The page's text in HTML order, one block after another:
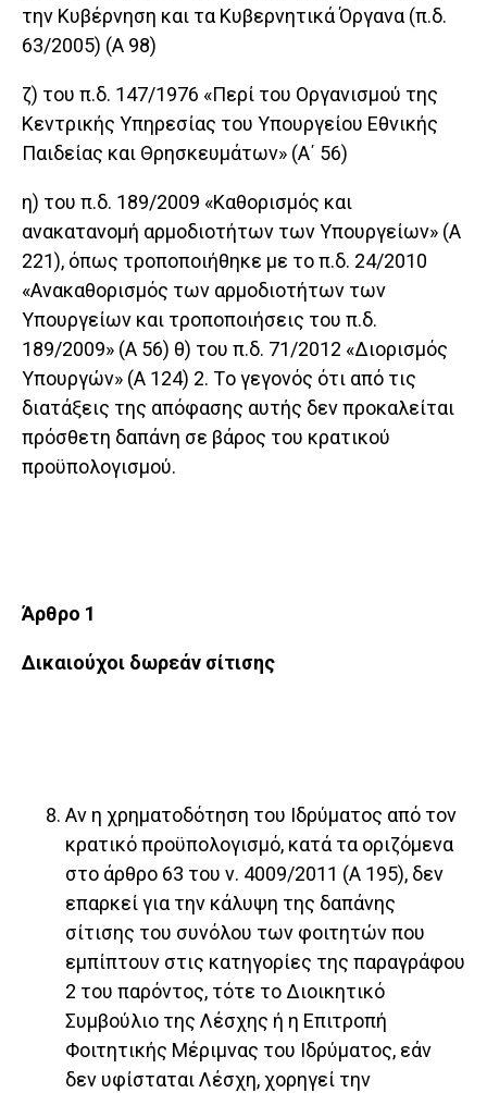
την Κυβέρνηση και τα Κυβερνητικά Όργανα (π.δ.
63/2005) (Α 98)
ζ) του π.δ. 147/1976 «Περί του Οργανισμού της
Κεντρικής Υπηρεσίας του Υπουργείου Εθνικής
Παιδείας και Θρησκευμάτων» (Α΄ 56)
η) του π.δ. 189/2009 «Καθορισμός και
ανακατανομή αρμοδιοτήτων των Υπουργείων» (Α
221), όπως τροποποιήθηκε με το π.δ. 24/2010
«Ανακαθορισμός των αρ­μοδιοτήτων των
Υπουργείων και τροποποιήσεις του π.δ.
189/2009» (Α 56) θ) του π.δ. 71/2012 «Διορισμός
Υπουργών» (Α 124) 2. Τo γεγονός ότι από τις
διατάξεις της απόφασης αυτής δεν προκαλείται
πρόσθετη δαπάνη σε βάρος του κρατικού
προϋπολογισμού.
Άρθρο 1
Δικαιούχοι δωρεάν σίτισης
Αν η χρηματοδότηση του Ιδρύματος από τον
κρατικό προϋπολογισμό, κατά τα οριζόμενα
στο άρθρο 63 του ν. 4009/2011 (Α 195), δεν
επαρκεί για την κάλυψη της δαπάνης
σίτισης του συνόλου των φοιτητών που
εμπίπτουν στις κατηγορίες της παραγράφου
2 του πα­ρόντος, τότε το Διοικητικό
Συμβούλιο της Λέσχης ή η Επιτροπή
Φοιτητικής Μέριμνας του Ιδρύματος, εάν
δεν υφίσταται Λέσχη, χορηγεί την